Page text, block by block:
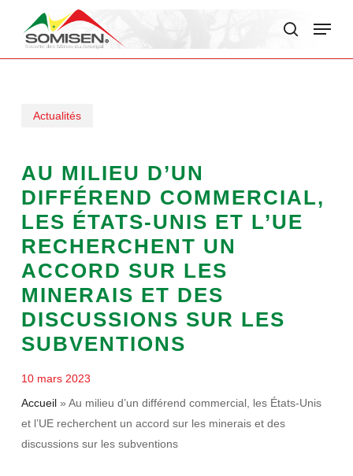
Menu
Actualités
AU MILIEU D’UN
DIFFÉREND COMMERCIAL,
LES ÉTATS-UNIS ET L’UE
RECHERCHENT UN
ACCORD SUR LES
MINERAIS ET DES
DISCUSSIONS SUR LES
SUBVENTIONS
10 mars 2023
Accueil» Au milieu d’un différend commercial, les États-Unis
et l’UE recherchent un accord sur les minerais et des
discussions sur les subventions